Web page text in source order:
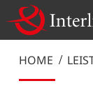
HOME